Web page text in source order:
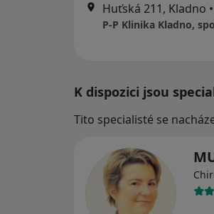
Huťská 211, Kladno •
P-P Klinika Kladno,
K dispozici jsou
Tito specialisté se